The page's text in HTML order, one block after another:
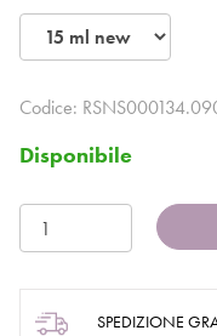
Codice:
Disponibile
SPEDIZIONE